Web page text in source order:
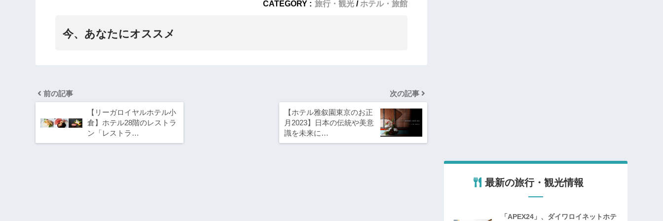
CATEGORY : 旅行・観光 ホテル・旅館
今、あなたにオススメ
前の記事
【リーガロイヤルホテル小
倉】ホテル28階のレストラ
ン「レストラ…
次の記事
【ホテル雅叙園東京のお正
月2023】日本の伝統や美意
識を未来に…
最新の旅行・観光情報
「APEX24」、ダイワロイネットホテ